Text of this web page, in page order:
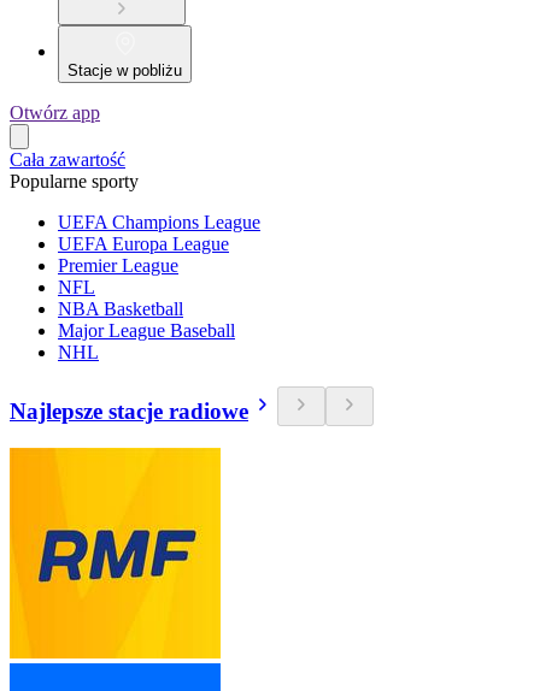
Stacje w pobliżu
Otwórz app
Cała zawartość
Popularne sporty
UEFA Champions League
UEFA Europa League
Premier League
NFL
NBA Basketball
Major League Baseball
NHL
Najlepsze stacje radiowe